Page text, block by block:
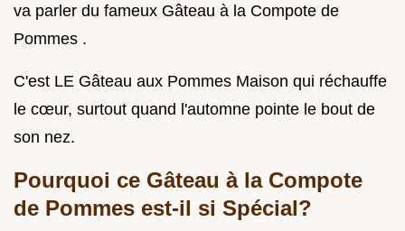
va parler du fameux Gâteau à la Compote de
Pommes .
C'est LE Gâteau aux Pommes Maison qui réchauffe
le cœur, surtout quand l'automne pointe le bout de
son nez.
Pourquoi ce Gâteau à la Compote
de Pommes est-il si Spécial?